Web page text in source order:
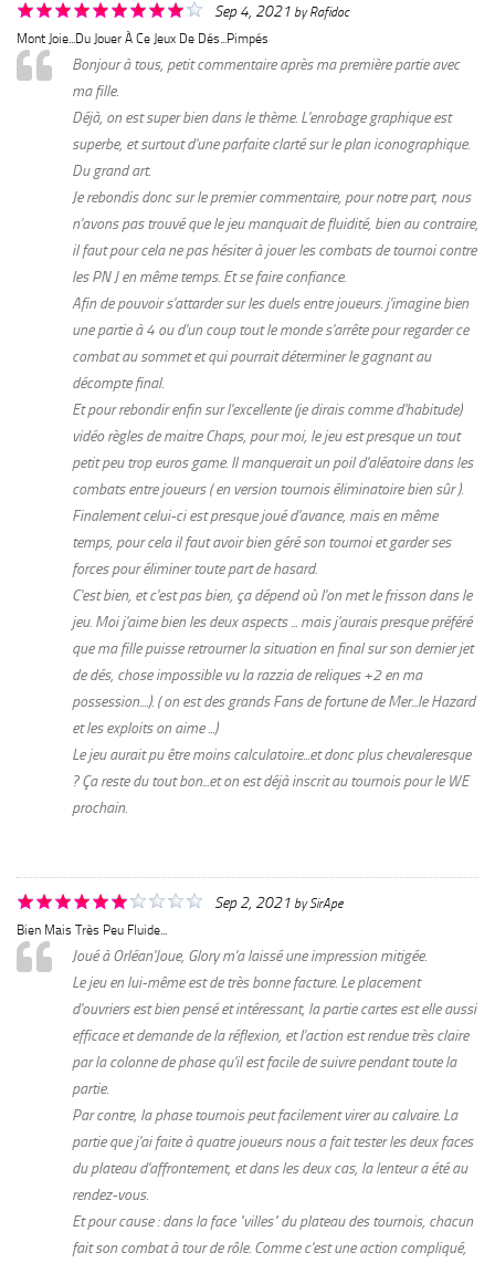
Sep 4, 2021 byRafidoc
Mont Joie...du Jouer À Ce Jeux De Dés...pimpés
Bonjour à tous, petit commentaire après ma première partie avec
ma fille.
Déjà, on est super bien dans le thème. L'enrobage graphique est
superbe, et surtout d'une parfaite clarté sur le plan iconographique.
Du grand art.
Je rebondis donc sur le premier commentaire, pour notre part, nous
n'avons pas trouvé que le jeu manquait de fluidité, bien au contraire,
il faut pour cela ne pas hésiter à jouer les combats de tournoi contre
les PN J en même temps. Et se faire confiance.
Afin de pouvoir s'attarder sur les duels entre joueurs. j'imagine bien
une partie à 4 ou d'un coup tout le monde s'arrête pour regarder ce
combat au sommet et qui pourrait déterminer le gagnant au
décompte final.
Et pour rebondir enfin sur l'excellente (je dirais comme d'habitude)
vidéo règles de maitre Chaps, pour moi, le jeu est presque un tout
petit peu trop euros game. Il manquerait un poil d'aléatoire dans les
combats entre joueurs ( en version tournois éliminatoire bien sûr ).
Finalement celui-ci est presque joué d'avance, mais en même
temps, pour cela il faut avoir bien géré son tournoi et garder ses
forces pour éliminer toute part de hasard.
C'est bien, et c'est pas bien, ça dépend où l'on met le frisson dans le
jeu. Moi j'aime bien les deux aspects ... mais j'aurais presque préféré
que ma fille puisse retrourner la situation en final sur son dernier jet
de dés, chose impossible vu la razzia de reliques +2 en ma
possession....). ( on est des grands Fans de fortune de Mer...le Hazard
et les exploits on aime ...)
Le jeu aurait pu être moins calculatoire...et donc plus chevaleresque
? Ça reste du tout bon...et on est déjà inscrit au tournois pour le WE
prochain.
Sep 2, 2021 bySirApe
Bien Mais Très Peu Fluide...
Joué à Orléan'Joue, Glory m'a laissé une impression mitigée.
Le jeu en lui-même est de très bonne facture. Le placement
d'ouvriers est bien pensé et intéressant, la partie cartes est elle aussi
efficace et demande de la réflexion, et l'action est rendue très claire
par la colonne de phase qu'il est facile de suivre pendant toute la
partie.
Par contre, la phase tournois peut facilement virer au calvaire. La
partie que j'ai faite à quatre joueurs nous a fait tester les deux faces
du plateau d'affrontement, et dans les deux cas, la lenteur a été au
rendez-vous.
Et pour cause : dans la face "villes" du plateau des tournois, chacun
fait son combat à tour de rôle. Comme c'est une action compliqué,